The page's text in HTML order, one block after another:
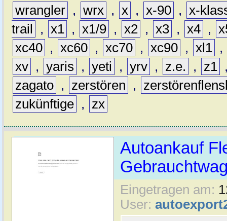
wrangler , wrx , x , x-90 , x-
trail
, x1 , x1/9 , x2 , x3 , x4 ,
xc40 , xc60 , xc70 , xc90 , xl1 ,
xv , yaris , yeti , yrv , z.e. , z1
zagato , zerstören ,
zukünftige , zx
Autoankauf
Eingetragen am:
User: